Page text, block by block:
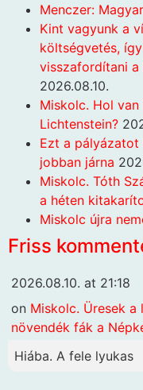
Menczer:
Kint vagyunk a
költségvetés,
visszafordítani
2026.08.10.
Miskolc. Hol
Lichtenstein?
Ezt a pályázatot
jobban járna
Miskolc. Tóth
a héten
Miskolc újra
Friss
2026.08.10. at 21:18
on Miskolc. Üresek
növendék fák a
Hiába. A fele lyukas